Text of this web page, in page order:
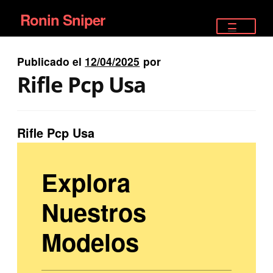
Ir
a
la
navegación
Ir
al
contenido
Ronin Sniper
EQUIPAMIENTO ÉLITE
RIFLES DEPORTIVOS
Publicado el 12/04/2025 por
Rifle Pcp Usa
Rifle Pcp Usa
Explora
Nuestros
Modelos